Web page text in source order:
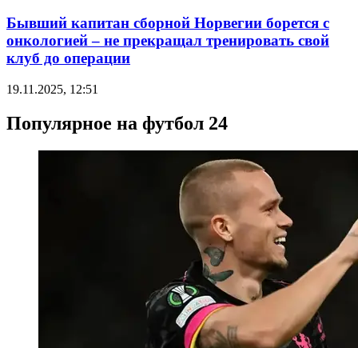
Бывший капитан сборной Норвегии борется с
онкологией – не прекращал тренировать свой
клуб до операции
19.11.2025, 12:51
Популярное на футбол 24